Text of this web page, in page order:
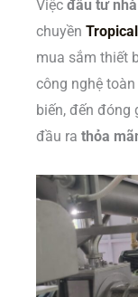
Việc đầu tư
chuyền
mua sắm thiết
công nghệ
biến, đến đóng
đầu ra thỏa